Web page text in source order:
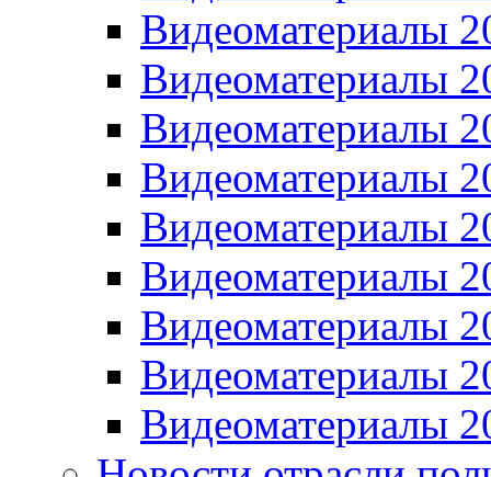
Видеоматериалы
Видеоматериалы
Видеоматериалы
Видеоматериалы
Видеоматериалы
Видеоматериалы
Видеоматериалы
Видеоматериалы
Видеоматериалы